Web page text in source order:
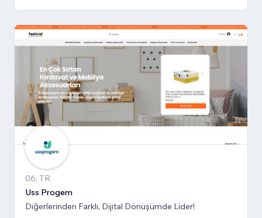
06, TR
Uss Progem
Diğerlerinden Farklı, Dijital Dönüşümde Lider!